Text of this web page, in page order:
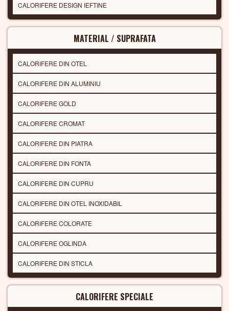
CALORIFERE DESIGN IEFTINE
MATERIAL / SUPRAFATA
CALORIFERE DIN OTEL
CALORIFERE DIN ALUMINIU
CALORIFERE GOLD
CALORIFERE CROMAT
CALORIFERE DIN PIATRA
CALORIFERE DIN FONTA
CALORIFERE DIN CUPRU
CALORIFERE DIN OTEL INOXIDABIL
CALORIFERE COLORATE
CALORIFERE OGLINDA
CALORIFERE DIN STICLA
CALORIFERE SPECIALE